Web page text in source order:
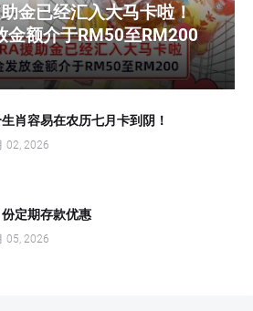
金已经汇入大马卡啦！
金额介于RM50至RM200
肖容易在农历七月卡到阴！
02, 2026
定期存款优惠
05, 2026